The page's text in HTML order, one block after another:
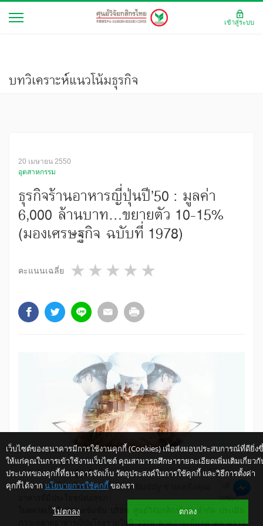
บทวิเคราะห์แนวโน้มธุรกิจ
20 เมษายน 2550
อุตสาหกรรม
ธุรกิจร้านอาหารญี่ปุ่นปี’50 : มูลค่า
6,000 ล้านบาท...ขยายตัว 10-15%
(มองเศรษฐกิจ ฉบับที่ 1978)
คะแนนเฉลี่ย 4 stars
3 stars
2 stars
1 star
ธุรกิจร้านอาหารญี่ปุ่นโดยภาพรวมยังเป็นธุรกิจที่เติบโตต่อเนื่อง
เนื่องจากคนไทยยังคงนิยมบริโภคอาหารญี่ปุ่น โดยยอมรับในแง่ที่เป็น
อาหารที่มีประโยชน์ต่อสุขภาพ และมีรสชาติถูกปาก ภาวะการแข่งขัน
ในตลาดเป็นไปอย่างเข้มข้น บริษัท ศูนย์วิจัยกสิกรไทย จำกัด ประเมิน
ภาวะตลาดอาหารญี่ปุ่นโดยรวมในปี 2550คาดว่าจะมีมูลค่าตลาดราว
เว็บไซต์ของธนาคารมีการใช้งานคุกกี้ (Cookies) เพื่อส่งมอบประสบการณ์ที่ดียิ่ง
ให้แก่คุณในการเข้าใช้งานเว็บไซต์ คุณสามารถศึกษารายละเอียดเพิ่มเติมเกี่ยวกั
ประเภทของคุกกี้ที่ธนาคารจัดเก็บ วัตถุประสงค์ในการใช้คุกกี้ และวิธีการตั้งค่า
คุกกี้ได้จาก นโยบายการใช้คุกกี้ ของเรา
ไม่ตกลง ตกลง
เข้าสู่ระบบ
ให้ K-Buddy ช่วยเหลือคุณ